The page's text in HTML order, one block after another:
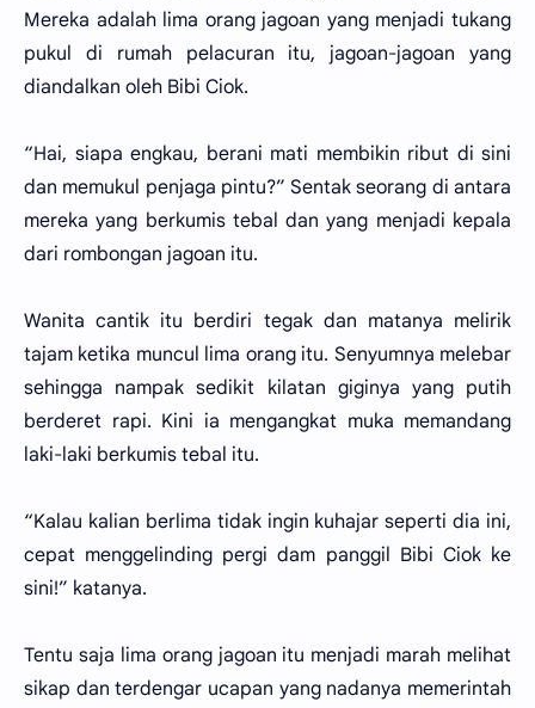
Mereka adalah lima orang jagoan yang menjadi tukang
pukul di rumah pelacuran itu, jagoan-jagoan yang
diandalkan oleh Bibi Ciok.
“Hai, siapa engkau, berani mati membikin ribut di sini
dan memukul penjaga pintu?” Sentak seorang di antara
mereka yang berkumis tebal dan yang menjadi kepala
dari rombongan jagoan itu.
Wanita cantik itu berdiri tegak dan matanya melirik
tajam ketika muncul lima orang itu. Senyumnya melebar
sehingga nampak sedikit kilatan giginya yang putih
berderet rapi. Kini ia mengangkat muka memandang
laki-laki berkumis tebal itu.
“Kalau kalian berlima tidak ingin kuhajar seperti dia ini,
cepat menggelinding pergi dam panggil Bibi Ciok ke
sini!” katanya.
Tentu saja lima orang jagoan itu menjadi marah melihat
sikap dan terdengar ucapan yang nadanya memerintah